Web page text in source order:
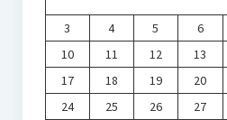
3
4 5 6
10
11 12 13
17
18 19 20
24
25 26 27